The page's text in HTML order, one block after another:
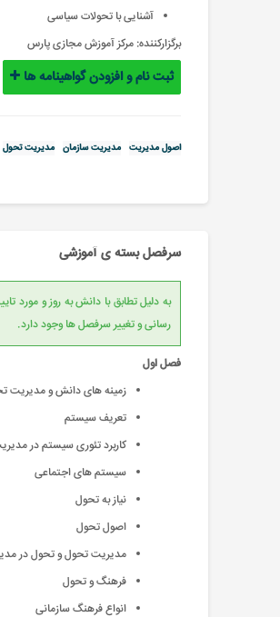
آشنایی با تحولات سیاسی
برگزارکننده: مرکز آموزش مجازی پارس
ثبت نام و افزودن گواهینامه ها
اصول مدیریت مدیریت سازمان مدیریت تحول
سرفصل بسته ی آموزشی
رسانی و تغییر سرفصل ها وجود دارد.
فصل اول
زمینه های دانش و مدیریت
تعریف سیستم
کاربرد تئوری سیستم در
سیستم های اجتماعی
نياز به تحول
اصول تحول
مديريت تحول و تحول در
فرهنگ و تحول
انواع فرهنگ سازمانی